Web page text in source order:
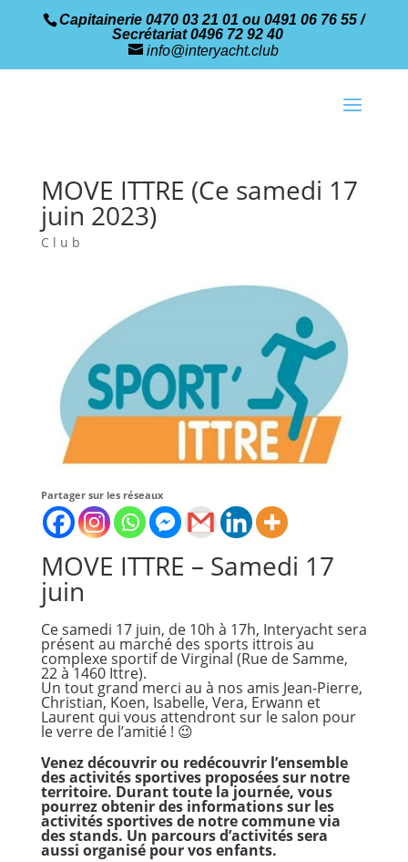
Capitainerie 0470 03 21 01 ou 0491 06 76 55 /
Secrétariat 0496 72 92 40
info@interyacht.club
MOVE ITTRE (Ce samedi 17
juin 2023)
Club
Partager sur les réseaux
MOVE ITTRE – Samedi 17
juin
Ce samedi 17 juin, de 10h à 17h, Interyacht sera
présent au marché des sports ittrois au
complexe sportif de Virginal (Rue de Samme,
22 à 1460 Ittre).
Un tout grand merci au à nos amis Jean-Pierre,
Christian, Koen, Isabelle, Vera, Erwann et
Laurent qui vous attendront sur le salon pour
le verre de l’amitié ! 😉
Venez découvrir ou redécouvrir l’ensemble
des activités sportives proposées sur notre
territoire. Durant toute la journée, vous
pourrez obtenir des informations sur les
activités sportives de notre commune via
des stands. Un parcours d’activités sera
aussi organisé pour vos enfants.